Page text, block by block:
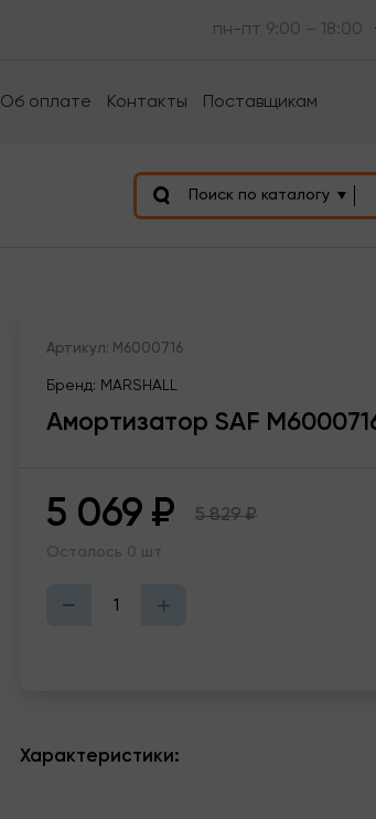
пн-пт 9:00 – 18:00
Об оплате Контакты Поставщикам
Поиск по каталогу
Характеристики:
Артикул: M6000716
Бренд: MARSHALL
Амортизатор SAF
5 069 ₽ 5 829₽
Осталось 0 шт